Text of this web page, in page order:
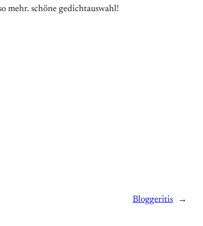
mehr. schöne gedichtauswahl!
Bloggeritis →